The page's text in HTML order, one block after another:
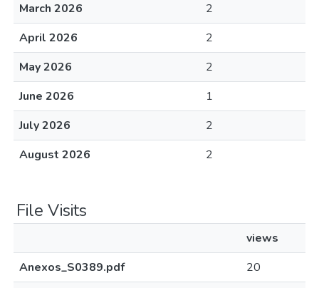
March 2026
2
April 2026
2
May 2026
2
June 2026
1
July 2026
2
August 2026
2
File Visits
views
Anexos_S0389.pdf
20